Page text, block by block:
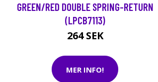
GREEN/RED DOUBLE SPRING-RETURN
(LPCB7113)
264 SEK
MER INFO!